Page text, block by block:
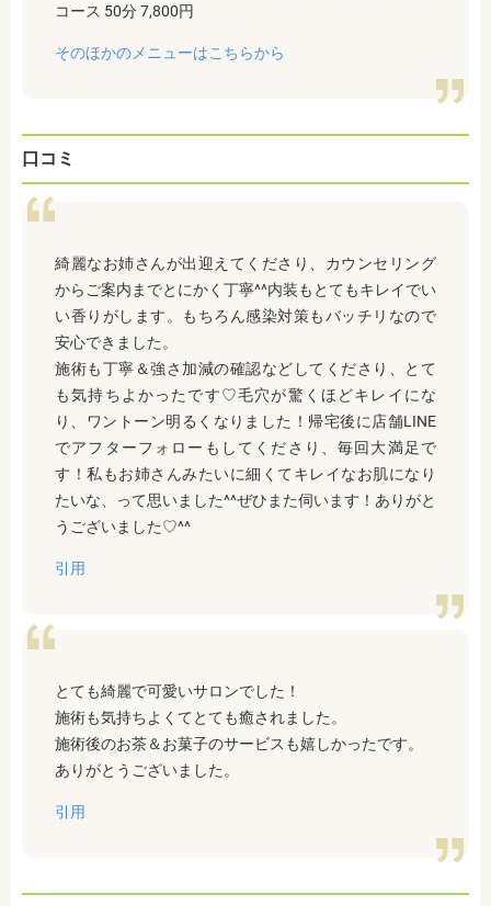
コース 50分 7,800円
そのほかのメニューはこちらから
口コミ
綺麗なお姉さんが出迎えてくださり、カウンセリング
からご案内までとにかく丁寧^^内装もとてもキレイでい
い香りがします。もちろん感染対策もバッチリなので
安心できました。
施術も丁寧＆強さ加減の確認などしてくださり、とて
も気持ちよかったです♡毛穴が驚くほどキレイにな
り、ワントーン明るくなりました！帰宅後に店舗LINE
でアフターフォローもしてくださり、毎回大満足で
す！私もお姉さんみたいに細くてキレイなお肌になり
たいな、って思いました^^ぜひまた伺います！ありがと
うございました♡^^
引用
とても綺麗で可愛いサロンでした！
施術も気持ちよくてとても癒されました。
施術後のお茶＆お菓子のサービスも嬉しかったです。
ありがとうございました。
引用